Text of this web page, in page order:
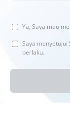
Ya, Saya mau
Saya menyetujui
berlaku.